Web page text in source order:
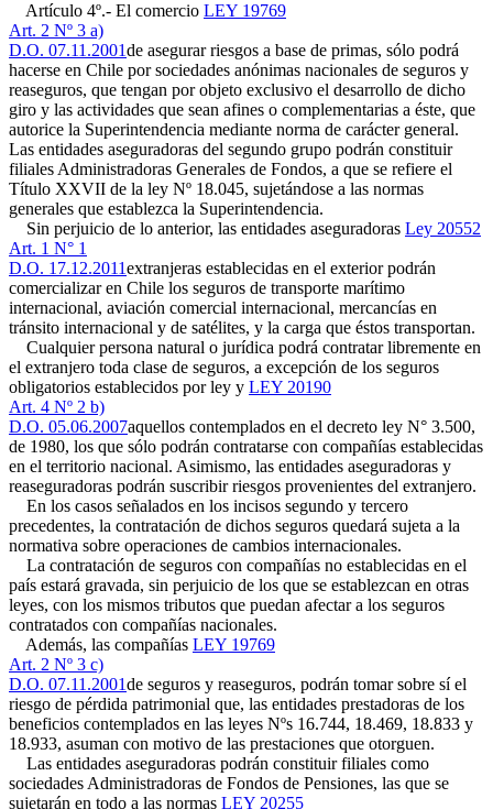
Artículo 4º.- El comercio LEY 19769
Art. 2 Nº 3 a)
D.O. 07.11.2001de asegurar riesgos a base de primas, sólo podrá
hacerse en Chile por sociedades anónimas nacionales de seguros y
reaseguros, que tengan por objeto exclusivo el desarrollo de dicho
giro y las actividades que sean afines o complementarias a éste, que
autorice la Superintendencia mediante norma de carácter general.
Las entidades aseguradoras del segundo grupo podrán constituir
filiales Administradoras Generales de Fondos, a que se refiere el
Título XXVII de la ley Nº 18.045, sujetándose a las normas
generales que establezca la Superintendencia.
Sin perjuicio de lo anterior, las entidades aseguradoras Ley 20552
Art. 1 N° 1
D.O. 17.12.2011extranjeras establecidas en el exterior podrán
comercializar en Chile los seguros de transporte marítimo
internacional, aviación comercial internacional, mercancías en
tránsito internacional y de satélites, y la carga que éstos transportan.
Cualquier persona natural o jurídica podrá contratar libremente en
el extranjero toda clase de seguros, a excepción de los seguros
obligatorios establecidos por ley y LEY 20190
Art. 4 Nº 2 b)
D.O. 05.06.2007aquellos contemplados en el decreto ley N° 3.500,
de 1980, los que sólo podrán contratarse con compañías establecidas
en el territorio nacional. Asimismo, las entidades aseguradoras y
reaseguradoras podrán suscribir riesgos provenientes del extranjero.
En los casos señalados en los incisos segundo y tercero
precedentes, la contratación de dichos seguros quedará sujeta a la
normativa sobre operaciones de cambios internacionales.
La contratación de seguros con compañías no establecidas en el
país estará gravada, sin perjuicio de los que se establezcan en otras
leyes, con los mismos tributos que puedan afectar a los seguros
contratados con compañías nacionales.
Además, las compañías LEY 19769
Art. 2 Nº 3 c)
D.O. 07.11.2001de seguros y reaseguros, podrán tomar sobre sí el
riesgo de pérdida patrimonial que, las entidades prestadoras de los
beneficios contemplados en las leyes Nºs 16.744, 18.469, 18.833 y
18.933, asuman con motivo de las prestaciones que otorguen.
Las entidades aseguradoras podrán constituir filiales como
sociedades Administradoras de Fondos de Pensiones, las que se
sujetarán en todo a las normas LEY 20255